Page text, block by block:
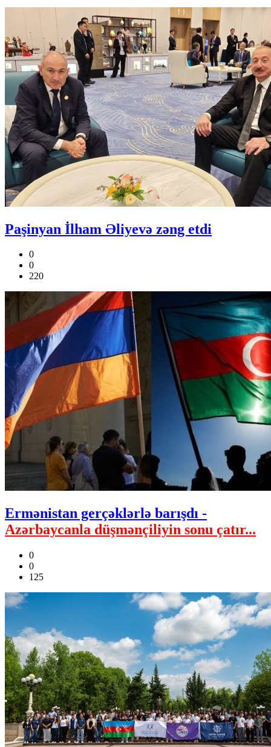
Paşinyan İlham Əliyevə zəng etdi
0
0
220
Ermənistan gerçəklərlə barışdı -
Azərbaycanla düşmənçiliyin sonu çatır...
0
0
125